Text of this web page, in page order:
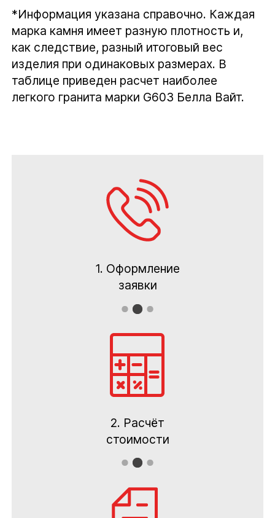
*Информация указана справочно. Каждая
марка камня имеет разную плотность и,
как следствие, разный итоговый вес
изделия при одинаковых размерах. В
таблице приведен расчет наиболее
легкого гранита марки G603 Белла Вайт.
1. Оформление
заявки
2. Расчёт
стоимости